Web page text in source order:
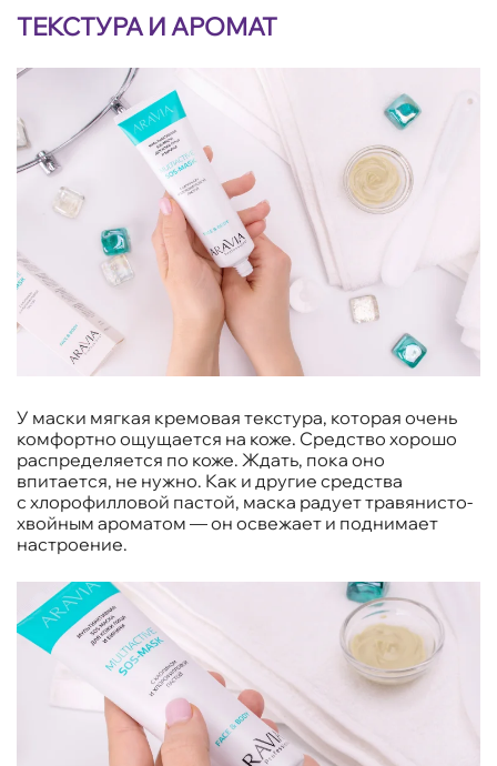
ТЕКСТУРА И АРОМАТ
У маски мягкая кремовая текстура, которая очень
комфортно ощущается на коже. Средство хорошо
распределяется по коже. Ждать, пока оно
впитается, не нужно. Как и другие средства
с хлорофилловой пастой, маска радует травянисто-
хвойным ароматом — он освежает и поднимает
настроение.